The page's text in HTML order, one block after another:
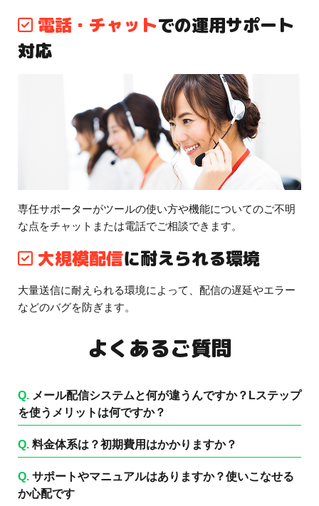
電話・チャットでの運用サポート
対応
専任サポーターがツールの使い方や機能についてのご不明
な点をチャットまたは電話でご相談できます。
大規模配信に耐えられる環境
大量送信に耐えられる環境によって、配信の遅延やエラー
などのバグを防ぎます。
よくあるご質問
Q. メール配信システムと何が違うんですか？Lステップ
を使うメリットは何ですか？
Q. 料金体系は？初期費用はかかりますか？
Q. サポートやマニュアルはありますか？使いこなせる
か心配です